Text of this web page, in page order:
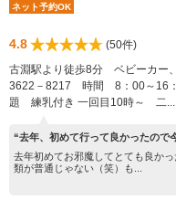
ネット予約OK
4.8
(50件)
古淵駅より徒歩8分 ベビーカー
3622－8217 時間 8：00～16
題 練乳付き 一回目10時～ 二...
“去年、初めて行って良かったので
去年初めてお邪魔してとても良か
類が普通じゃない（笑）も...